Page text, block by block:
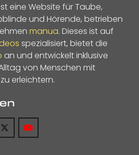
eine Website für Taube,
und Hörende, betrieben
manua. Dieses ist auf
spezialisiert, bietet die
an und entwickelt inklusive
von Menschen mit
erleichtern.